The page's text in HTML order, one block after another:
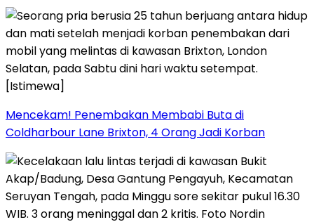
Mencekam! Penembakan Membabi Buta di
Coldharbour Lane Brixton, 4 Orang Jadi Korban